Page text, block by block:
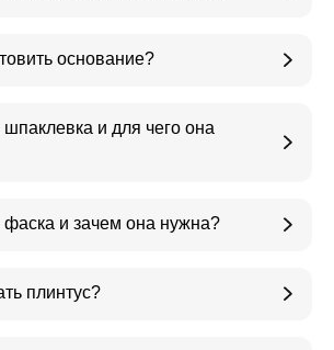
основание?
шпаклевка и для чего она
фаска и зачем она нужна?
плинтус?